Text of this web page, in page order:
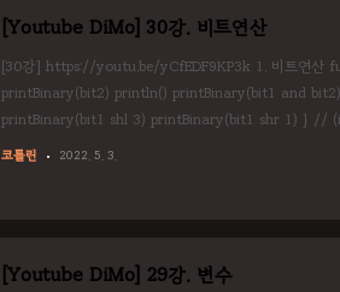
[Youtube DiMo] 30강. 비트연산
[30강] https://youtu.be/yCfEDF9KP3k 1. 비트연
printBinary(bit2) println() printBinary(bit1 and
printBinary(bit1 shl 3) printBinary(bit1 shr 1) } //
fun printBinary(i: Int, minLen: Int = 8){ var l =
코틀린 2022. 5. 3.
[Youtube DiMo] 29강. 변수